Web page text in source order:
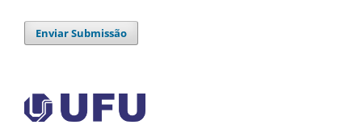
Enviar Submissão